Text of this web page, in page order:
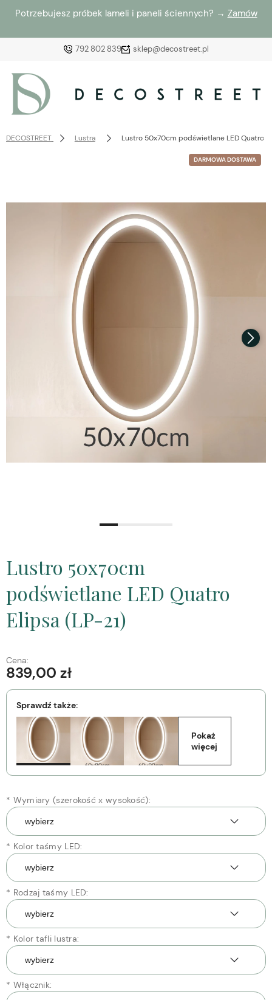
Potrzebujesz próbek lameli i paneli ściennych? → Zamów
792 802 839 sklep@decostreet.pl
Wybierz coś dla siebie z naszej aktualnej oferty lub
zaloguj się, aby przywrócić dodane produkty do listy
z poprzedniej sesji.
DECOSTREET Lustra Lustro 50x70cm podświetlane LED Quatro
DARMOWA DOSTAWA
Lustro 50x70cm
podświetlane LED Quatro
Elipsa (LP-21)
Cena:
839,00 zł
Sprawdź także:
Pokaż
więcej
* Wymiary (szerokość x wysokość):
* Kolor taśmy LED:
* Rodzaj taśmy LED:
* Kolor tafli lustra:
* Włącznik: